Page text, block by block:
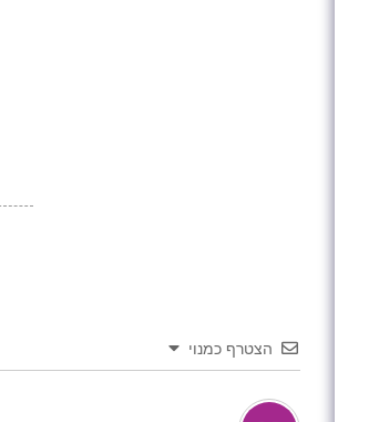
הצטרף כמנוי